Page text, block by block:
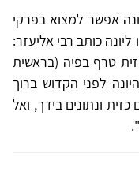
אפשר למצוא בפרקי
כותב רבי אליעזר:
טרף בפיה (בראשית
לפני הקדוש ברוך
כזית ונתונים בידך, ואל